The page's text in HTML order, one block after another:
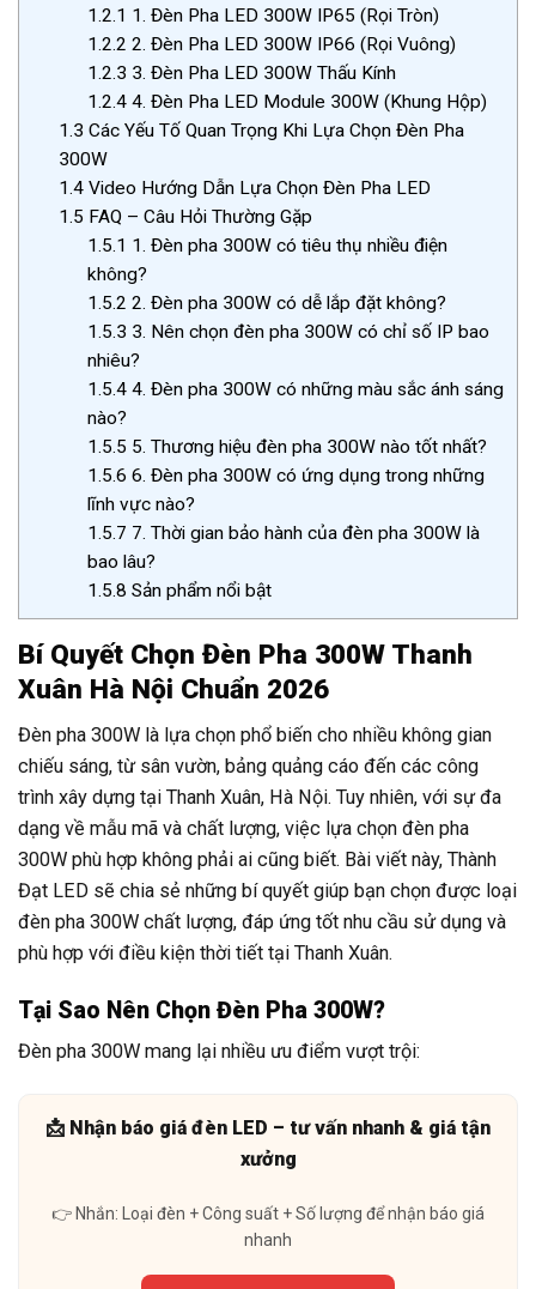
1.2.1 1. Đèn Pha LED 300W IP65 (Rọi Tròn)
1.2.2 2. Đèn Pha LED 300W IP66 (Rọi Vuông)
1.2.3 3. Đèn Pha LED 300W Thấu Kính
1.2.44. Đèn Pha LED Module 300W (Khung Hộp)
1.3 Các Yếu Tố Quan Trọng Khi Lựa Chọn Đèn Pha
300W
1.4 Video Hướng Dẫn Lựa Chọn Đèn Pha LED
1.5 FAQ – Câu Hỏi Thường Gặp
1.5.1 1. Đèn pha 300W có tiêu thụ nhiều điện
không?
1.5.2 2. Đèn pha 300W có dễ lắp đặt không?
1.5.3 3. Nên chọn đèn pha 300W có chỉ số IP bao
nhiêu?
1.5.44. Đèn pha 300W có những màu sắc ánh sáng
nào?
1.5.5 5. Thương hiệu đèn pha 300W nào tốt nhất?
1.5.6 6. Đèn pha 300W có ứng dụng trong những
lĩnh vực nào?
1.5.7 7. Thời gian bảo hành của đèn pha 300W là
bao lâu?
1.5.8 Sản phẩm nổi bật
Bí Quyết Chọn Đèn Pha 300W Thanh
Xuân Hà Nội Chuẩn 2026
Đèn pha 300W là lựa chọn phổ biến cho nhiều không gian
chiếu sáng, từ sân vườn, bảng quảng cáo đến các công
trình xây dựng tại Thanh Xuân, Hà Nội. Tuy nhiên, với sự đa
dạng về mẫu mã và chất lượng, việc lựa chọn đèn pha
300W phù hợp không phải ai cũng biết. Bài viết này, Thành
Đạt LED sẽ chia sẻ những bí quyết giúp bạn chọn được loại
đèn pha 300W chất lượng, đáp ứng tốt nhu cầu sử dụng và
phù hợp với điều kiện thời tiết tại Thanh Xuân.
Tại Sao Nên Chọn Đèn Pha 300W?
Đèn pha 300W mang lại nhiều ưu điểm vượt trội:
📩 Nhận báo giá đèn LED – tư vấn nhanh & giá tận
xưởng
👉 Nhắn: Loại đèn + Công suất + Số lượng để nhận báo giá
nhanh